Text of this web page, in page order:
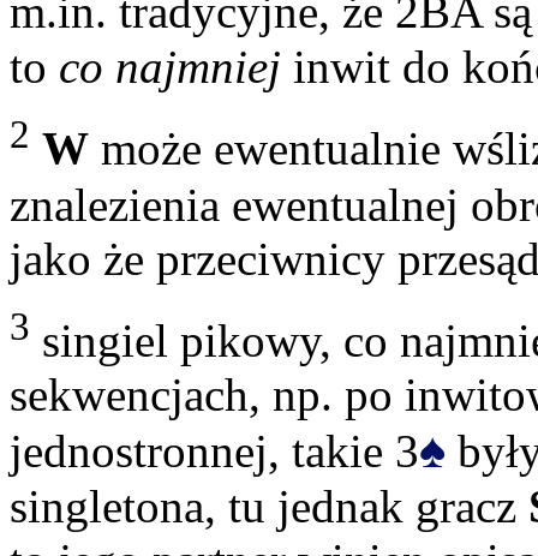
m.in. tradycyjne, że 2BA
to co najmniej inwit do
2 W może ewentualnie
znalezienia ewentualnej
jako że przeciwnicy
3 singiel pikowy, co
sekwencjach, np. po
jednostronnej, takie 3♠
singletona, tu jednak gracz